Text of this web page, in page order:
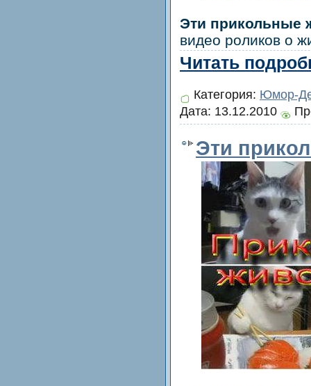
Эти прикольные
видео роликов о
Читать
Категория: Юмор-
Дата: 13.12.2010
Эти